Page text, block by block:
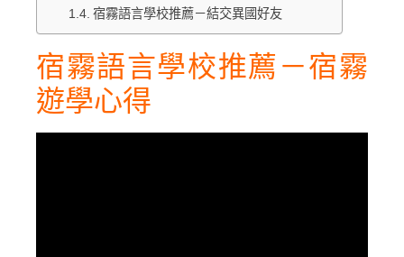
宿霧語言學校推薦－結交異國好友
宿霧語言學校推薦－宿霧
遊學心得